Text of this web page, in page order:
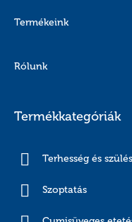
Termékeink
Rólunk
Termékkategóriák
Terhesség és szülés
Szoptatás